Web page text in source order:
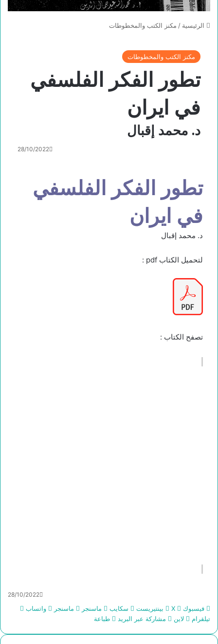
الرئيسية / مكنز الكتب والمخطوطات
مكنز الكتب والمخطوطات
تطور الفكر الفلسفي
في ايران
د. محمد إقبال
28/10/2022
تطور الفكر الفلسفي
في ايران
د. محمد إقبال
لتحميل الكتاب pdf :
تصفح الكتاب :
28/10/2022
فيسبوك ‫X بينتيريست سكايب ماسنجر ماسنجر
واتساب
تيلقرام
لاين مشاركة عبر البريد طباعة